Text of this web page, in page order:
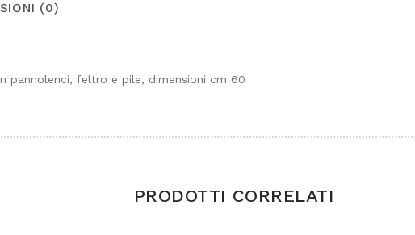
(0)
pannolenci, feltro e pile, dimensioni cm 60
PRODOTTI CORRELATI